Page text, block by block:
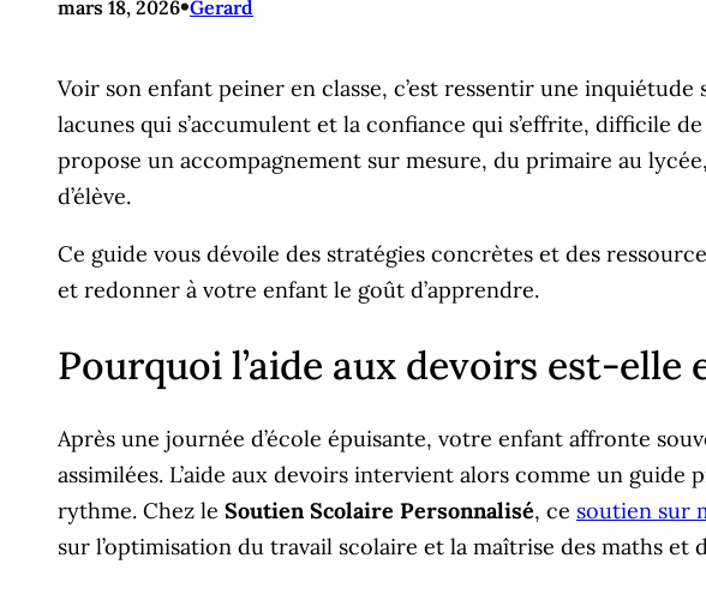
mars 18, 2026•Gerard
Voir son enfant peiner en classe, c’est ressentir une
lacunes qui s’accumulent et la confiance qui s’effrite, difficile
propose un accompagnement sur mesure, du primaire au
d’élève.
Ce guide vous dévoile des stratégies concrètes et des
et redonner à votre enfant le goût d’apprendre.
Pourquoi l’aide aux devoirs est-elle
Après une journée d’école épuisante, votre enfant affronte
assimilées. L’aide aux devoirs intervient alors comme un
rythme. Chez le Soutien Scolaire Personnalisé, ce soutien sur
sur l’optimisation du travail scolaire et la maîtrise des maths et